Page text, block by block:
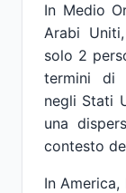
In Medio
Arabi
solo 2
termini di
negli Stati
una
contesto
In